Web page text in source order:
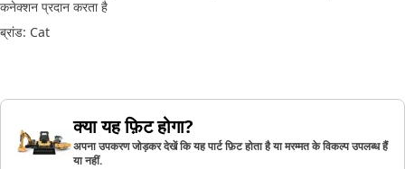
कनेक्शन प्रदान करता है
ब्रांड: Cat
क्या यह फ़िट होगा?
अपना उपकरण जोड़कर देखें कि यह पार्ट फ़िट होता है या मरम्मत के विकल्प उपलब्ध हैं
या नहीं.